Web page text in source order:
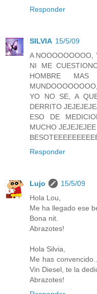
Responder
SILVIA 15/5/09
A NOOOOOOOOO,
NI ME
HOMBRE
YO NO SE, A
DERRITO
ESO DE
MUCHO JEJEJEJEE
Responder
Lujo
15/5/09
Hola Lou,
Me ha llegado ese
Bona nit.
Abrazotes!
Hola Silvia,
Me has
Vin Diesel, te la
Abrazotes!